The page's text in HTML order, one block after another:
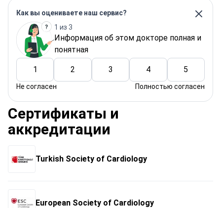
Как вы оцениваете наш сервис?
1 из 3
Информация об этом докторе полная и
понятная
1 2 3 4 5
Не согласен Полностью согласен
Сертификаты и
аккредитации
Turkish Society of Cardiology
European Society of Cardiology